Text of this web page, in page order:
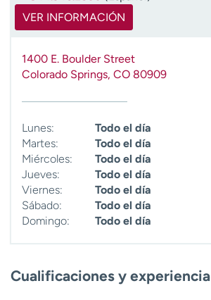
d
VER INFORMACIÓN
1400 E. Boulder Street
Colorado Springs, CO 80909
Lunes:
Todo el día
Martes:
Todo el día
Miércoles:
Todo el día
Jueves:
Todo el día
Viernes:
Todo el día
Sábado:
Todo el día
Domingo:
Todo el día
Cualificaciones y experiencia